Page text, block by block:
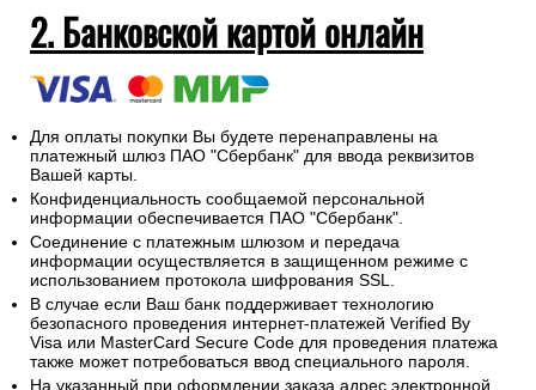
2. Банковской картой онлайн
Для оплаты покупки Вы будете перенаправлены на
платежный шлюз ПАО "Сбербанк" для ввода реквизитов
Вашей карты.
Конфиденциальность сообщаемой персональной
информации обеспечивается ПАО "Сбербанк".
Соединение с платежным шлюзом и передача
информации осуществляется в защищенном режиме с
использованием протокола шифрования SSL.
В случае если Ваш банк поддерживает технологию
безопасного проведения интернет-платежей Verified By
Visa или MasterCard Secure Code для проведения платежа
также может потребоваться ввод специального пароля.
На указанный при оформлении заказа адрес электронной